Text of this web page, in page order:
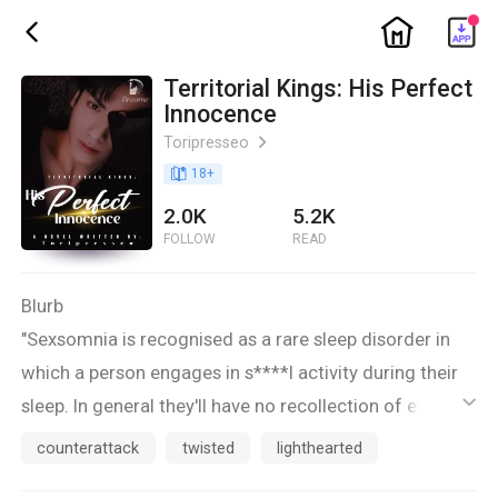
ic_back ic_home
Territorial Kings: His Perfect
Innocence
Toripresseo ic_arrow_right
book_age 18+
2.0K
FOLLOW
5.2K
READ
Blurb
"Sexsomnia is recognised as a rare sleep disorder in
which a person engages in s****l activity during their
sleep. In general they'll have no recollection of events
during the act or when they wake up."
ic_default
counterattack twisted lighthearted